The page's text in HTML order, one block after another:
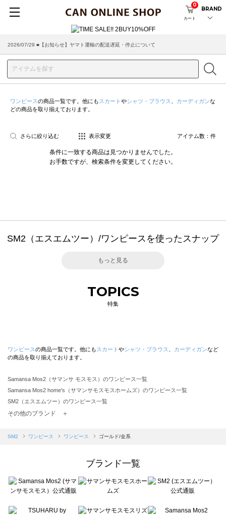
カート
0
BRAND
2026/07/29 ■【お知らせ】ヤマト運輸の配送遅延・停止について
ワンピースの商品一覧です。他にも スカート やシャツ・ブラウス カーディガンな
どの商品を取り揃えております。
さらに絞り込む 表示変更 アイテム数： 件
条件に一致する商品は見つかりませんでした。
お手数ですが、検索条件を変更してください。
SM2（エスエムツー）/ワンピースを使ったスナップ
もっと見る
TOPICS
特集
ワンピースの商品一覧です。他にも スカート やシャツ・ブラウス カーディガンなど
の商品を取り揃えております。
Samansa Mos2（サマンサ モスモス）のワンピース一覧
Samansa Mos2 home's（サマンサモスモスホームズ）のワンピース一覧
SM2（エスエムツー）のワンピース一覧
TSUHARU by Samansa Mos2（ツハルバイサマンサモスモス）のワンピース一覧
Samansa Mos2 blue（サマンサモスモス ブルー）のワンピース一覧
sō4ū（ソウフォーユー）のワンピース一覧
Te chichi（テチチ）のワンピース一覧
Te chichi CLASSIC（テチチ クラシック）のワンピース一覧
Lugnoncure（ルノンキュール）のワンピース一覧
その他のブランド ＋
SM2 ワンピース ワンピース ゴールド/金系
ブランド一覧